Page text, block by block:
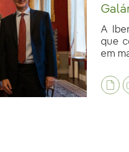
A
que
em